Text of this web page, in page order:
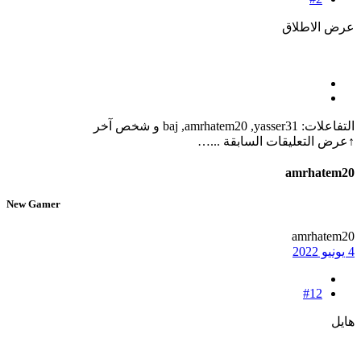
عرض الاطلاق
التفاعلات: yasser31
,
amrhatem20
,
baj و شخص آخر
↑ عرض التعليقات السابقة ...…
amrhatem20
New Gamer
amrhatem20
4 يونيو 2022
#12
هايل